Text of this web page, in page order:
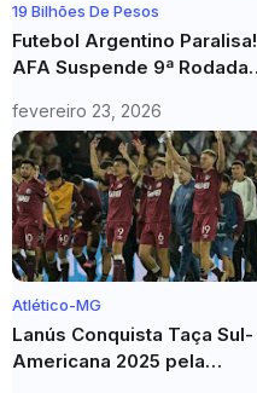
19 Bilhões De Pesos
Futebol Argentino Paralisa!
AFA Suspende 9ª Rodada
Bilionária Contra Presidente
fevereiro 23, 2026
Atlético-MG
Lanús Conquista Taça Sul-
Americana 2025 pela